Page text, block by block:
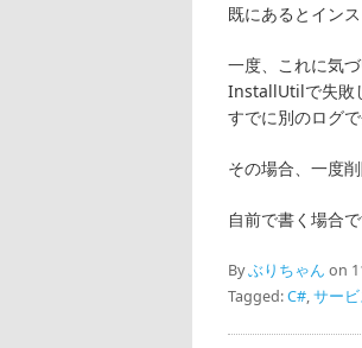
既にあるとイン
一度、これに気
InstallUtilで失敗
すでに別のログ
その場合、一度
自前で書く場合
Byぶりちゃん on
Tagged:C#,サー